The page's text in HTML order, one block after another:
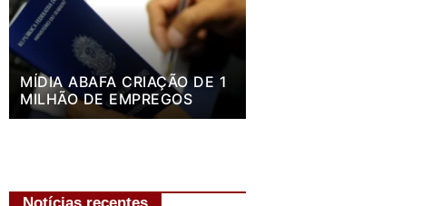
MÍDIA ABAFA CRIAÇÃO DE 1
MILHÃO DE EMPREGOS